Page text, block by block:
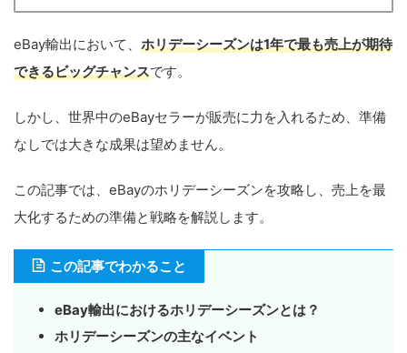
eBay輸出において、 ホリデーシーズンは1年で最も売上が期待
できるビッグチャンスです。
しかし、世界中のeBayセラーが販売に力を入れるため、準備
なしでは大きな成果は望めません。
この記事では、eBayのホリデーシーズンを攻略し、売上を最
大化するための準備と戦略を解説します。
この記事でわかること
eBay輸出におけるホリデーシーズンとは？
ホリデーシーズンの主なイベント